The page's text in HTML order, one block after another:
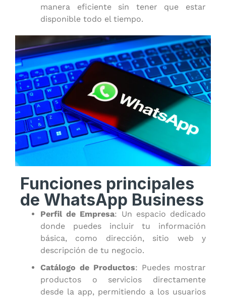
manera eficiente sin tener que estar
disponible todo el tiempo.
Funciones principales
de WhatsApp Business
Perfil de Empresa: Un espacio dedicado
donde puedes incluir tu información
básica, como dirección, sitio web y
descripción de tu negocio.
Catálogo de Productos: Puedes mostrar
productos o servicios directamente
desde la app, permitiendo a los usuarios